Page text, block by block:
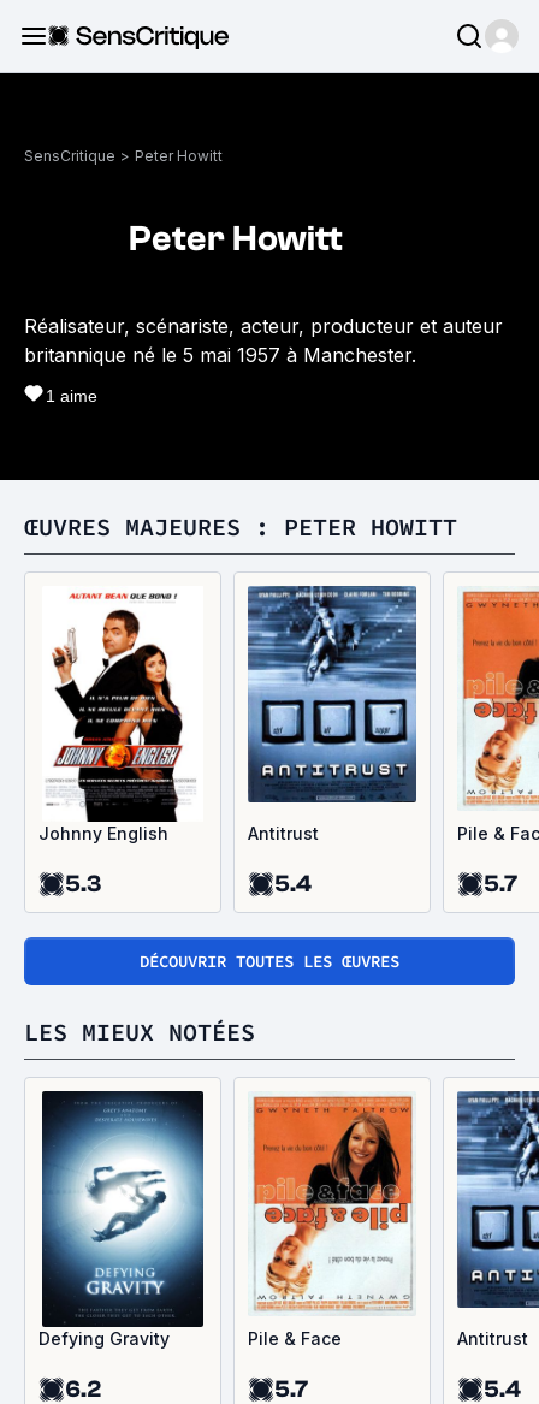
SensCritique > Peter Howitt
Peter Howitt
Réalisateur, scénariste, acteur, producteur et auteur
britannique né le 5 mai 1957 à Manchester.
1 aime
ŒUVRES MAJEURES : PETER HOWITT
Johnny English
5.3
Antitrust
5.4
Pile &
5.7
DÉCOUVRIR TOUTES LES ŒUVRES
LES MIEUX NOTÉES
Defying Gravity
6.2
Pile & Face
5.7
Antitrust
5.4